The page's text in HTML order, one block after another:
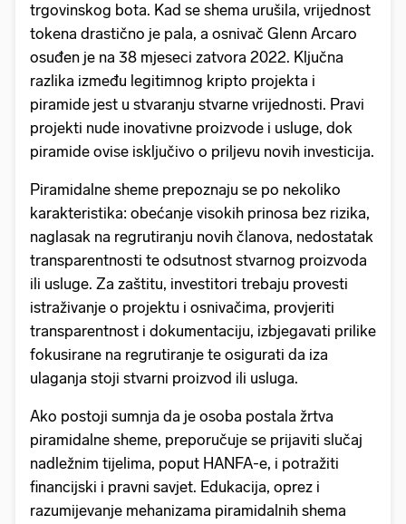
trgovinskog bota. Kad se shema urušila, vrijednost
tokena drastično je pala, a osnivač Glenn Arcaro
osuđen je na 38 mjeseci zatvora 2022. Ključna
razlika između legitimnog kripto projekta i
piramide jest u stvaranju stvarne vrijednosti. Pravi
projekti nude inovativne proizvode i usluge, dok
piramide ovise isključivo o priljevu novih investicija.
Piramidalne sheme prepoznaju se po nekoliko
karakteristika: obećanje visokih prinosa bez rizika,
naglasak na regrutiranju novih članova, nedostatak
transparentnosti te odsutnost stvarnog proizvoda
ili usluge. Za zaštitu, investitori trebaju provesti
istraživanje o projektu i osnivačima, provjeriti
transparentnost i dokumentaciju, izbjegavati prilike
fokusirane na regrutiranje te osigurati da iza
ulaganja stoji stvarni proizvod ili usluga.
Ako postoji sumnja da je osoba postala žrtva
piramidalne sheme, preporučuje se prijaviti slučaj
nadležnim tijelima, poput HANFA-e, i potražiti
financijski i pravni savjet. Edukacija, oprez i
razumijevanje mehanizama piramidalnih shema